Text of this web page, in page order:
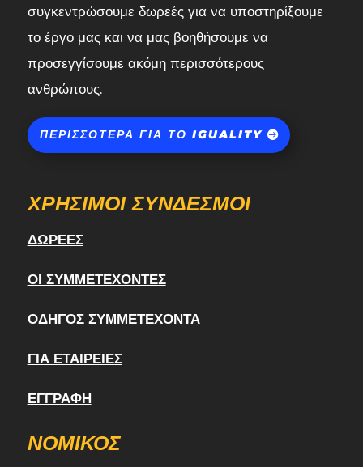
συγκεντρώσουμε δωρεές για να υποστηρίξουμε
το έργο μας και να μας βοηθήσουμε να
προσεγγίσουμε ακόμη περισσότερους
ανθρώπους.
ΠΕΡΙΣΣΌΤΕΡΑ ΓΙΑ ΤΟ IGUALITY
ΧΡΉΣΙΜΟΙ ΣΎΝΔΕΣΜΟΙ
ΔΩΡΕΈΣ
ΟΙ ΣΥΜΜΕΤΈΧΟΝΤΕΣ
ΟΔΗΓΌΣ ΣΥΜΜΕΤΈΧΟΝΤΑ
ΓΙΑ ΕΤΑΙΡΕΊΕΣ
ΕΓΓΡΑΦΉ
ΝΟΜΙΚΌΣ